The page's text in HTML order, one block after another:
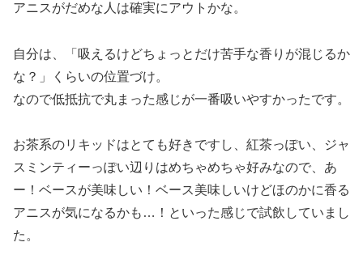
アニスがだめな人は確実にアウトかな。
自分は、「吸えるけどちょっとだけ苦手な香りが混じるか
な？」くらいの位置づけ。
なので低抵抗で丸まった感じが一番吸いやすかったです。
お茶系のリキッドはとても好きですし、紅茶っぽい、ジャ
スミンティーっぽい辺りはめちゃめちゃ好みなので、あ
ー！ベースが美味しい！ベース美味しいけどほのかに香る
アニスが気になるかも…！といった感じで試飲していまし
た。